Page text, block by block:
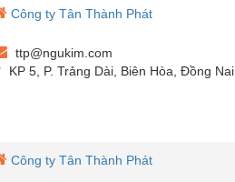
Công ty Tân Thành Phát
ttp@ngukim.com
KP 5, P. Trảng Dài, Biên Hòa, Đồng Nai
Công ty Tân Thành Phát